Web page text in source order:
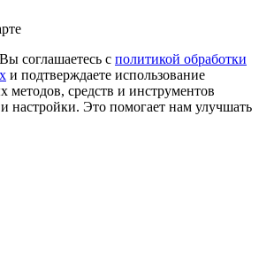
соглашаетесь с политикой обработки
и подтверждаете использование
методов, средств и инструментов
настройки. Это помогает нам улучшать